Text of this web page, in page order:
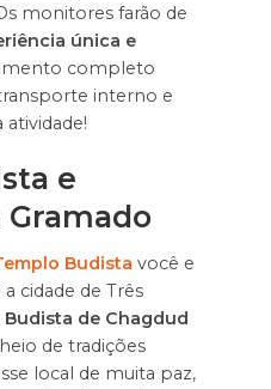
monitores farão de
única e
completo
interno e
atividade!
e
Budista você e
cidade de Três
Budista de Chagdud
de tradições
local de muita paz,